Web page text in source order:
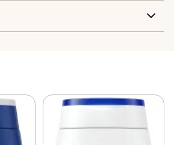
C och E
samtidigt som den vårdar din
är gjord med en pH-hudneutral
med hudens mikrobiom. Denna
med vitamin C och E
Passar alla hudtyper och är